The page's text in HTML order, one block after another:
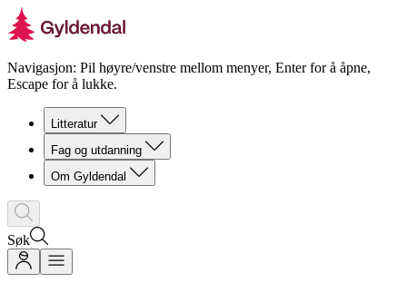
Navigasjon: Pil høyre/venstre mellom menyer, Enter for å åpne,
Escape for å lukke.
Litteratur
Fag og utdanning
Om Gyldendal
Søk